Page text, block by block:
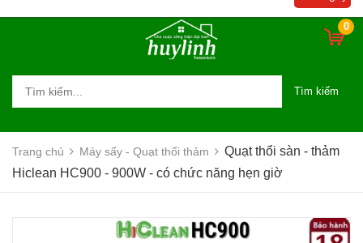
0
Tìm kiếm
Trang chủ Máy sấy - Quạt thổi thảm
Quạt thổi sàn - thảm
Hiclean HC900 - 900W - có chức năng hẹn giờ